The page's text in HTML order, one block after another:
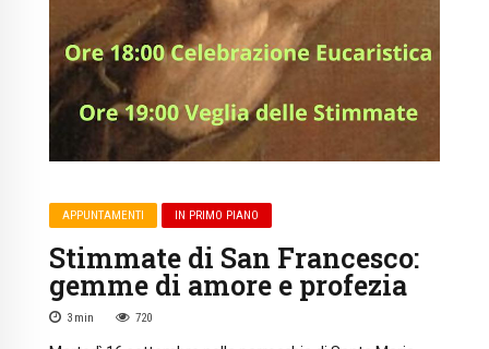
APPUNTAMENTI IN PRIMO PIANO
Stimmate di San Francesco:
gemme di amore e profezia
3 min 720